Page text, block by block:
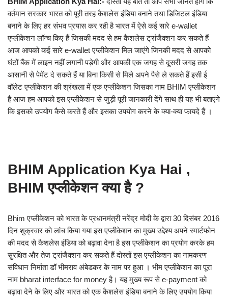
वर्तमान सरकार भारत को पूरी तरह कैशलेस इंडिया बनाने तथा डिजिटल इंडिया
बनाने के लिए हर संभव प्रयास कर रही है भारत में ऐसे कई सारे e-wallet
एप्लीकेशन लॉन्च किए हैं जिसकी मदद से हम कैशलेस ट्रांजैक्शन कर सकते हैं
आज आपको कई सारे e-wallet एप्लीकेशन मिल जाएंगे जिनकी मदद से आपको
घंटों बैंक में लाइन नहीं लगानी पड़ेगी और आपकी एक जगह से दूसरी जगह तक
आसानी से पेमेंट दे सकते हैं या बिना किसी से मिले अपने पैसे ले सकते हैं इसी ई
वॉलेट एप्लीकेशन की श्रंखला में एक एप्लीकेशन जिसका नाम BHIM एप्लीकेशन
है आज हम आपको इस एप्लीकेशन से जुड़ी पूरी जानकारी देंगे साथ ही यह भी बताएंगे
कि इसको उपयोग कैसे करते हैं और इसका उपयोग करने के क्या-क्या फायदे हैं ।
BHIM Application Kya Hai ,
BHIM एप्लीकेशन क्या है ?
Bhim एप्लीकेशन को भारत के प्रधानमंत्री नरेंद्र मोदी के द्वारा 30 दिसंबर 2016
दिन शुक्रवार को लांच किया गया इस एप्लीकेशन का मुख्य उद्देश्य अपने स्मार्टफोन
की मदद से कैशलेस इंडिया को बढ़ावा देना है इस एप्लीकेशन का प्रयोग करके हम
सुरक्षित और तेज ट्रांजैक्शन कर सकते हैं दोस्तों इस एप्लीकेशन का नामकरण
संविधान निर्माता डॉ भीमराव अंबेडकर के नाम पर हुआ । भीम एप्लीकेशन का पूरा
नाम bharat interface for money है। यह मुख्य रूप से e-payment को
बढ़ावा देने के लिए और भारत को एक कैशलेस इंडिया बनाने के लिए उपयोग किया